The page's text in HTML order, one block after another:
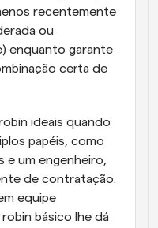
recentemente
ou
enquanto garante
certa de
ideais quando
papéis, como
e um engenheiro,
de contratação.
equipe
básico lhe dá